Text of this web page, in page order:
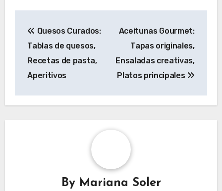
navigation
Quesos Curados:
Tablas de quesos,
Recetas de pasta,
Aperitivos
Aceitunas Gourmet:
Tapas originales,
Ensaladas creativas,
Platos principales
By Mariana Soler